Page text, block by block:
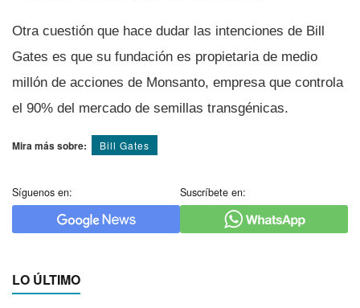
Otra cuestión que hace dudar las intenciones de Bill
Gates es que su fundación es propietaria de medio
millón de acciones de Monsanto, empresa que controla
el 90% del mercado de semillas transgénicas.
Mira más sobre: Bill Gates
Síguenos en: Suscríbete en:
LO ÚLTIMO